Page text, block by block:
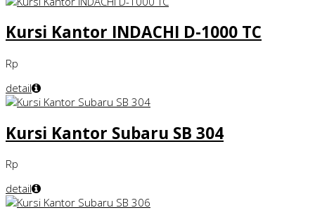
Kursi Kantor INDACHI D-1000 TC
Rp
detail
Kursi Kantor Subaru SB 304
Rp
detail